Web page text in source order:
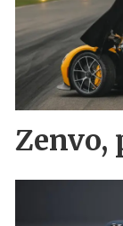
Zenvo,